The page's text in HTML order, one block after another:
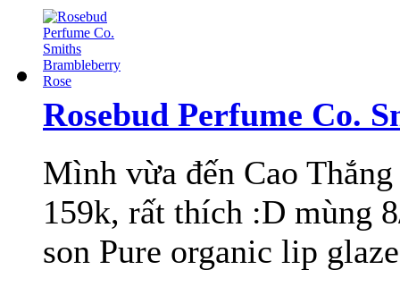
Rosebud Perfume Co.
Mình vừa đến Cao
159k, rất thích :D mùng
son Pure organic lip